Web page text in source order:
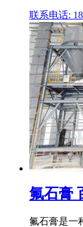
联系电话:
氟石膏
氟石膏是一